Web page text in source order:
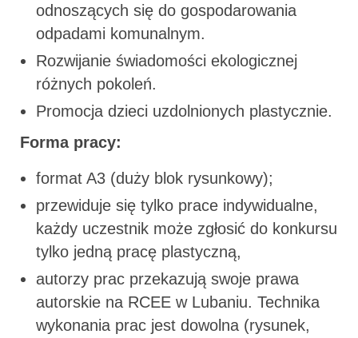
odnoszących się do gospodarowania
odpadami komunalnym.
Rozwijanie świadomości ekologicznej
różnych pokoleń.
Promocja dzieci uzdolnionych plastycznie.
Forma pracy:
format A3 (duży blok rysunkowy);
przewiduje się tylko prace indywidualne,
każdy uczestnik może zgłosić do konkursu
tylko jedną pracę plastyczną,
autorzy prac przekazują swoje prawa
autorskie na RCEE w Lubaniu. Technika
wykonania prac jest dowolna (rysunek,